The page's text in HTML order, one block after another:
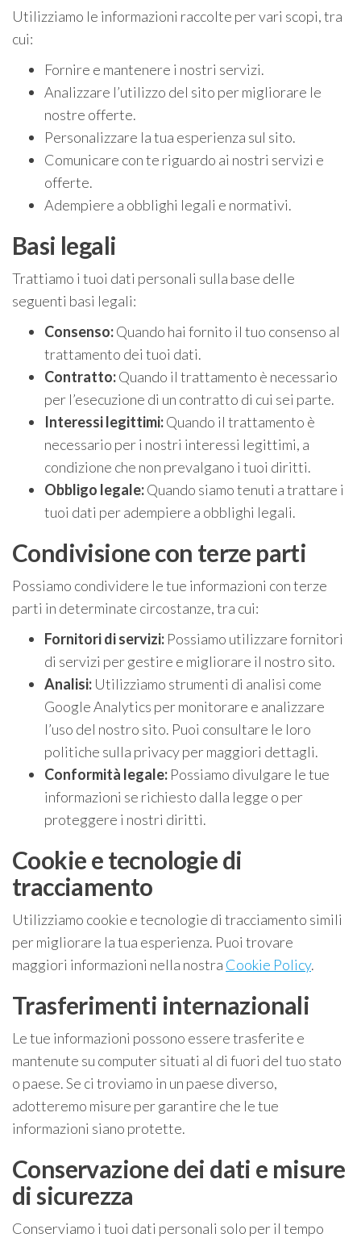
Utilizziamo le informazioni raccolte per vari scopi, tra
cui:
Fornire e mantenere i nostri servizi.
Analizzare l’utilizzo del sito per migliorare le
nostre offerte.
Personalizzare la tua esperienza sul sito.
Comunicare con te riguardo ai nostri servizi e
offerte.
Adempiere a obblighi legali e normativi.
Basi legali
Trattiamo i tuoi dati personali sulla base delle
seguenti basi legali:
Consenso:Quando hai fornito il tuo consenso al
trattamento dei tuoi dati.
Contratto:Quando il trattamento è necessario
per l’esecuzione di un contratto di cui sei parte.
Interessi legittimi:Quando il trattamento è
necessario per i nostri interessi legittimi, a
condizione che non prevalgano i tuoi diritti.
Obbligo legale:Quando siamo tenuti a trattare i
tuoi dati per adempiere a obblighi legali.
Condivisione con terze parti
Possiamo condividere le tue informazioni con terze
parti in determinate circostanze, tra cui:
Fornitori di servizi: Possiamo utilizzare fornitori
di servizi per gestire e migliorare il nostro sito.
Analisi: Utilizziamo strumenti di analisi come
Google Analytics per monitorare e analizzare
l’uso del nostro sito. Puoi consultare le loro
politiche sulla privacy per maggiori dettagli.
Conformità legale: Possiamo divulgare le tue
informazioni se richiesto dalla legge o per
proteggere i nostri diritti.
Cookie e tecnologie di
tracciamento
Utilizziamo cookie e tecnologie di tracciamento simili
per migliorare la tua esperienza. Puoi trovare
maggiori informazioni nella nostra Cookie Policy.
Trasferimenti internazionali
Le tue informazioni possono essere trasferite e
mantenute su computer situati al di fuori del tuo stato
o paese. Se ci troviamo in un paese diverso,
adotteremo misure per garantire che le tue
informazioni siano protette.
Conservazione dei dati e misure
di sicurezza
Conserviamo i tuoi dati personali solo per il tempo